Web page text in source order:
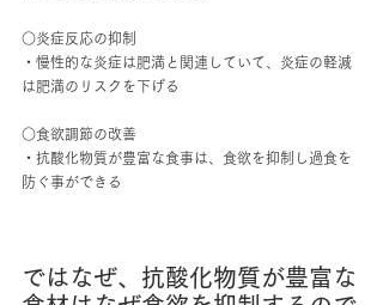
○炎症反応の抑制
・慢性的な炎症は肥満と関連していて、炎症の軽減
は肥満のリスクを下げる
○食欲調節の改善
・抗酸化物質が豊富な食事は、食欲を抑制し過食を
防ぐ事ができる
ではなぜ、抗酸化物質が豊富な